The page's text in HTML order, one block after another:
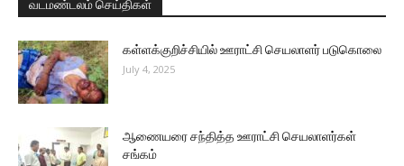
வடமண்டலம் செய்திகள்
கள்ளக்குறிச்சியில் ஊராட்சி செயலாளர் படுகொலை
July 4, 2025
ஆணையரை சந்தித்த ஊராட்சி செயலாளர்கள்
சங்கம்